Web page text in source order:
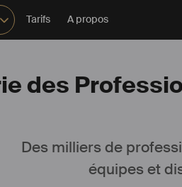
Tarifs A propos
des
Des milliers de
équipes et